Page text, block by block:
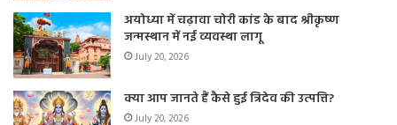
अयोध्या में चढ़ावा चोरी कांड के बाद श्रीकृष्ण
जन्मस्थान में नई व्यवस्था लागू
July 20, 2026
क्या आप जानते हैं कैसे हुई त्रिदेव की उत्पत्ति?
July 20, 2026